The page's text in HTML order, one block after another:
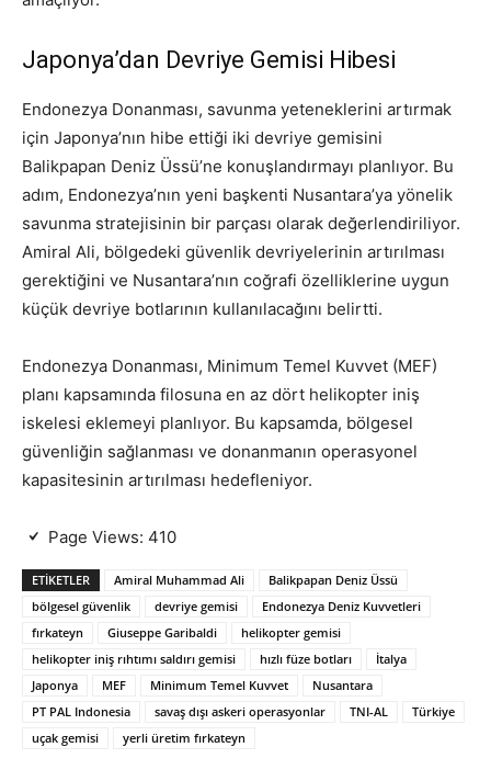
Japonya’dan Devriye Gemisi Hibesi
Endonezya Donanması, savunma yeteneklerini artırmak
için Japonya’nın hibe ettiği iki devriye gemisini
Balikpapan Deniz Üssü’ne konuşlandırmayı planlıyor. Bu
adım, Endonezya’nın yeni başkenti Nusantara’ya yönelik
savunma stratejisinin bir parçası olarak değerlendiriliyor.
Amiral Ali, bölgedeki güvenlik devriyelerinin artırılması
gerektiğini ve Nusantara’nın coğrafi özelliklerine uygun
küçük devriye botlarının kullanılacağını belirtti.
Endonezya Donanması, Minimum Temel Kuvvet (MEF)
planı kapsamında filosuna en az dört helikopter iniş
iskelesi eklemeyi planlıyor. Bu kapsamda, bölgesel
güvenliğin sağlanması ve donanmanın operasyonel
kapasitesinin artırılması hedefleniyor.
Page Views: 410
ETIKETLER Amiral Muhammad Ali
Balikpapan Deniz Üssü
bölgesel güvenlik
devriye gemisi
Endonezya Deniz Kuvvetleri
fırkateyn
Giuseppe Garibaldi
helikopter gemisi
helikopter iniş rıhtımı saldırı gemisi
hızlı füze botları
İtalya
Japonya
MEF Minimum Temel Kuvvet
Nusantara
PT PAL Indonesia
savaş dışı askeri operasyonlar TNI-AL
Türkiye
uçak gemisi
yerli üretim fırkateyn